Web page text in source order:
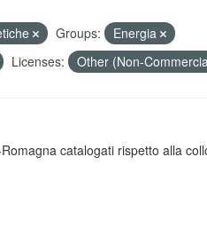
Groups:
Energia
Licenses: Other (Non-
catalogati rispetto alla